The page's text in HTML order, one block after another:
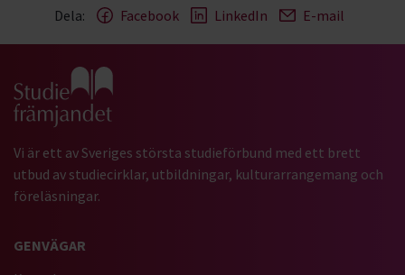
Dela: Facebook LinkedIn E-mail
Gå till studiefrämjandets startsida
Vi är ett av Sveriges största studieförbund med ett brett
utbud av studiecirklar, utbildningar, kulturarrangemang och
föreläsningar.
GENVÄGAR